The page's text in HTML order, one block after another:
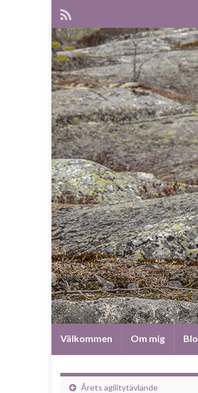
Välkommen Om mig
Årets agilitytävlande